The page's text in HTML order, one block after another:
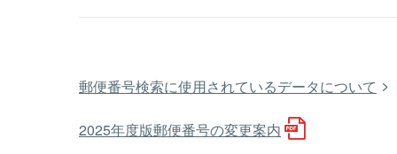
郵便番号検索に使用されているデータについて
2025年度版郵便番号の変更案内